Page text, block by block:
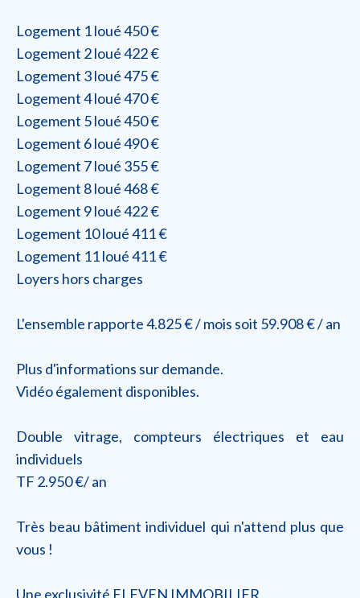
Logement 1 loué 450 €
Logement 2 loué 422 €
Logement 3 loué 475 €
Logement 4 loué 470 €
Logement 5 loué 450 €
Logement 6 loué 490 €
Logement 7 loué 355 €
Logement 8 loué 468 €
Logement 9 loué 422 €
Logement 10 loué 411 €
Logement 11 loué 411 €
Loyers hors charges
L'ensemble rapporte 4.825 € / mois soit 59.908 € / an
Plus d'informations sur demande.
Vidéo également disponibles.
Double vitrage, compteurs électriques et eau
individuels
TF 2.950 €/ an
Très beau bâtiment individuel qui n'attend plus que
vous !
Une exclusivité ELEVEN IMMOBILIER